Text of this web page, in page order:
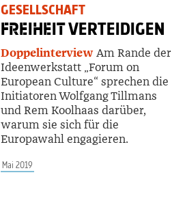
GESELLSCHAFT
FREIHEITVERTEIDIGEN
DoppelinterviewAm Rande der
Ideenwerkstatt „Forum on
European Culture“ sprechen die
Initiatoren Wolfgang Tillmans
und Rem Koolhaas darüber,
warum sie sich für die
Europawahl engagieren.
Mai 2019